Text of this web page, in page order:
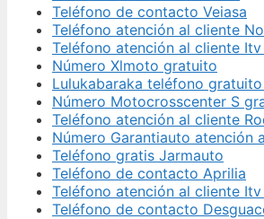
Teléfono de contacto Veiasa
Teléfono atención al cliente
Teléfono atención al cliente
Número Xlmoto gratuito
Lulukabaraka teléfono
Número Motocrosscenter S
Teléfono atención al cliente
Número Garantiauto atención
Teléfono gratis Jarmauto
Teléfono de contacto Aprilia
Teléfono atención al cliente Itv
Teléfono de contacto